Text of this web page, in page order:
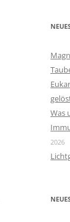
Was
2026